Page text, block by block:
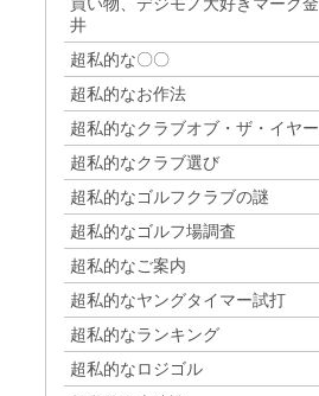
井
超私的な〇〇
超私的なお作法
超私的なクラブオブ・ザ・イヤー
超私的なクラブ選び
超私的なゴルフクラブの謎
超私的なゴルフ場調査
超私的なご案内
超私的なヤングタイマー試打
超私的なランキング
超私的なロジゴル